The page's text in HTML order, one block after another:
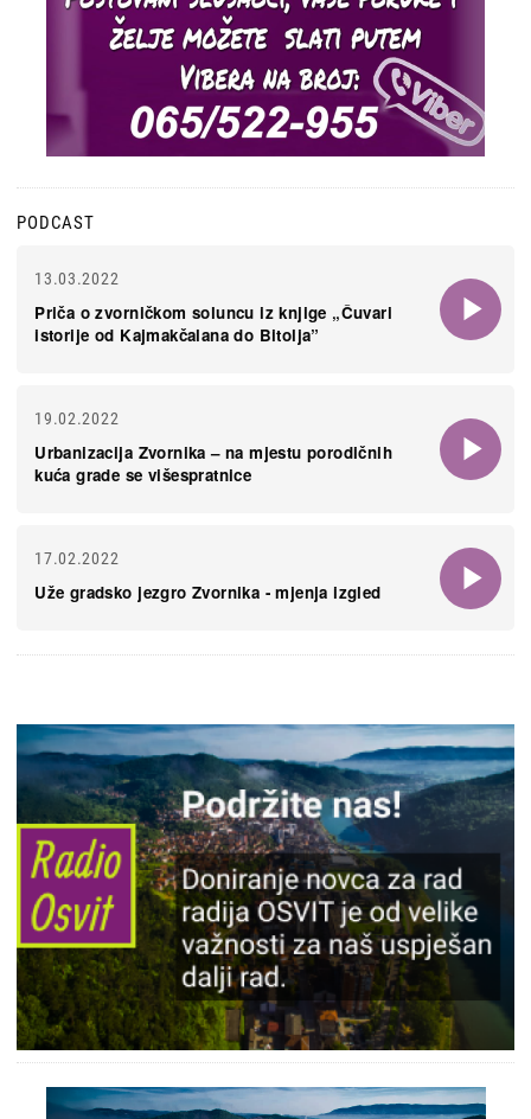
PODCAST
13.03.2022
Priča o zvorničkom soluncu iz knjige „Čuvari
istorije od Kajmakčalana do Bitolja”
19.02.2022
Urbanizacija Zvornika – na mjestu porodičnih
kuća grade se višespratnice
17.02.2022
Uže gradsko jezgro Zvornika - mjenja izgled
Slika